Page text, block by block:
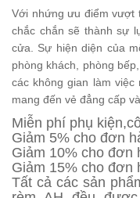
Với nhứng ưu điểm vượt
chắc chắn sẽ thành sự
cửa. Sự hiện diện của
phòng khách, phòng
các không gian làm việc
mang đến vẻ đẳng cấp
Miễn phí phụ
Giảm 5% cho đơn
Giảm 10% cho đơn
Giảm 15% cho đơn
Tất cả các sản